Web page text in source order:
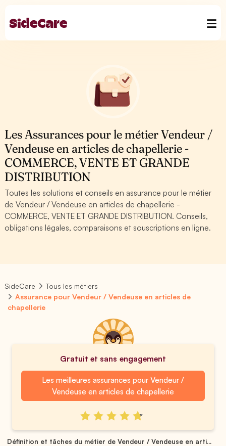
Les Assurances pour le métier Vendeur /
Vendeuse en articles de chapellerie -
COMMERCE, VENTE ET GRANDE
DISTRIBUTION
Toutes les solutions et conseils en assurance pour le métier
de Vendeur / Vendeuse en articles de chapellerie -
COMMERCE, VENTE ET GRANDE DISTRIBUTION. Conseils,
obligations légales, comparaisons et souscriptions en ligne.
SideCare
Tous les métiers
Assurance pour Vendeur / Vendeuse en articles de
chapellerie
Gratuit et sans engagement
Les meilleures assurances pour Vendeur /
Vendeuse en articles de chapellerie
Définition et tâches du métier de Vendeur / Vendeuse en arti...